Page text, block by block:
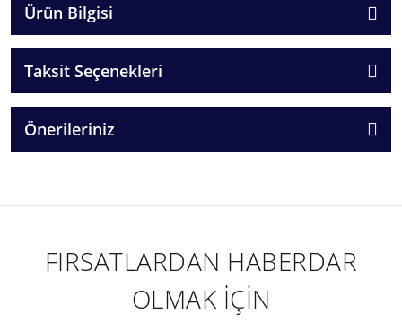
Ürün Bilgisi
Taksit Seçenekleri
Önerileriniz
FIRSATLARDAN HABERDAR
OLMAK İÇİN